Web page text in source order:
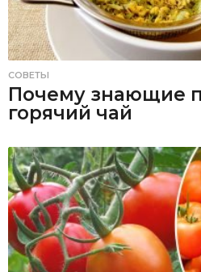
СОВЕТЫ
Почему знающие
горячий чай